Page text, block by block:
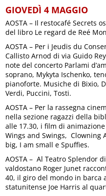
GIOVEDÌ 4 MAGGIO
AOSTA – Il restocafé Secrets
del libro Le regard de Reé
AOSTA – Per i Jeudis du
Callisto Arnod di via Guido
note del concerto Parlami
soprano, Mykyta Ischenko,
pianoforte. Musiche di Bixio,
Verdi, Puccini, Tosti.
AOSTA – Per la rassegna
nella sezione ragazzi della
alle 17.30, i film di
Wings and Swings, Clowning
big, I am small e Spuffies.
AOSTA – Al Teatro Splendor
valdostano Roger Junet
40, il giro del mondo in barca
statunitense Joe Harris al